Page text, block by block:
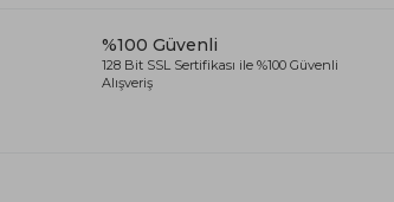
%100 Güvenli
128 Bit SSL Sertifikası ile %100 Güvenli
Alışveriş